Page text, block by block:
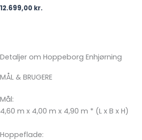
12.699,00 kr.
Detaljer om Hoppeborg Enhjørning
MÅL & BRUGERE
Mål:
4,60 m x 4,00 m x 4,90 m * (L x B x H)
Hoppeflade: